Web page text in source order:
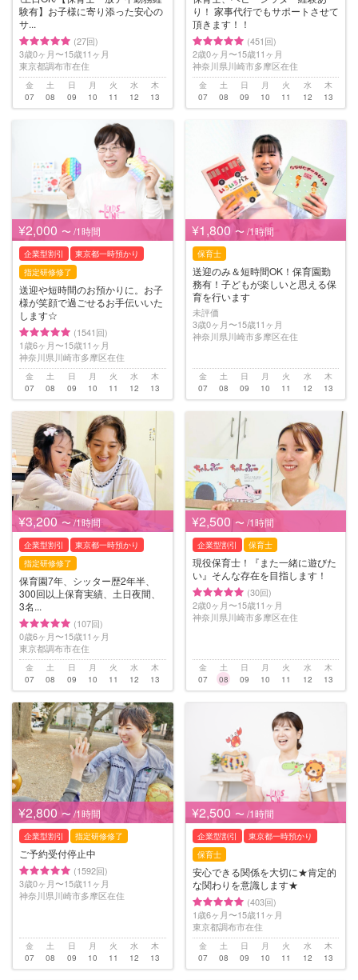
験有】お子様に寄り添った安心の
サ...
(27回)
3歳0ヶ月〜15歳11ヶ月
東京都調布市在住
金
07
土
08
日
09
月
10
火
11
水
12
木
13
り！ 家事代行でもサポートさせて
頂きます！！
(451回)
2歳0ヶ月〜15歳11ヶ月
神奈川県川崎市多摩区在住
金
07
土
08
日
09
月
10
火
11
水
12
木
13
¥2,000 〜 /1時間
企業型割引
東京都一時預かり
指定研修修了
送迎や短時間のお預かりに。お子
様が笑顔で過ごせるお手伝いいた
します☆
(1541回)
1歳6ヶ月〜15歳11ヶ月
神奈川県川崎市多摩区在住
金
07
土
08
日
09
月
10
火
11
水
12
木
13
¥1,800 〜 /1時間
保育士
送迎のみ＆短時間OK！保育園勤
務有！子どもが楽しいと思える保
育を行います
未評価
3歳0ヶ月〜15歳11ヶ月
神奈川県川崎市多摩区在住
金
07
土
08
日
09
月
10
火
11
水
12
木
13
¥3,200 〜 /1時間
企業型割引
東京都一時預かり
指定研修修了
保育園7年、シッター歴2年半、
300回以上保育実績、土日夜間、
3名...
(107回)
0歳6ヶ月〜15歳11ヶ月
東京都調布市在住
金
07
土
08
日
09
月
10
火
11
水
12
木
13
¥2,500 〜 /1時間
企業型割引 保育士
現役保育士！『また一緒に遊びた
い』そんな存在を目指します！
(30回)
2歳0ヶ月〜15歳11ヶ月
神奈川県川崎市多摩区在住
金
07
土
08
日
09
月
10
火
11
水
12
木
13
¥2,800 〜 /1時間
企業型割引 指定研修修了
ご予約受付停止中
(1592回)
3歳0ヶ月〜15歳11ヶ月
神奈川県川崎市多摩区在住
金
07
土
08
日
09
月
10
火
11
水
12
木
13
¥2,500 〜 /1時間
企業型割引
東京都一時預かり
保育士
安心できる関係を大切に★肯定的
な関わりを意識します★
(403回)
1歳6ヶ月〜15歳11ヶ月
東京都調布市在住
金
07
土
08
日
09
月
10
火
11
水
12
木
13